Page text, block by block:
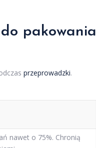
pakowania
przeprowadzki.
nawet o 75%. Chronią